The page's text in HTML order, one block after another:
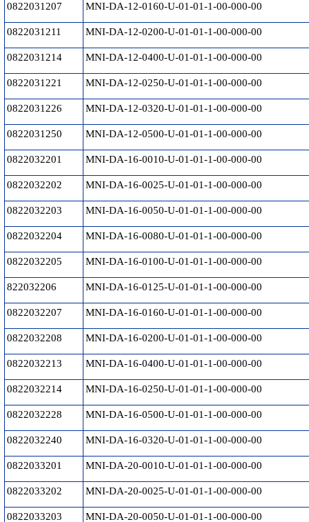
0822031207 MNI-DA-12-0160-U-01-01-1-00-000-00
0822031211 MNI-DA-12-0200-U-01-01-1-00-000-00
0822031214 MNI-DA-12-0400-U-01-01-1-00-000-00
0822031221 MNI-DA-12-0250-U-01-01-1-00-000-00
0822031226 MNI-DA-12-0320-U-01-01-1-00-000-00
0822031250 MNI-DA-12-0500-U-01-01-1-00-000-00
0822032201 MNI-DA-16-0010-U-01-01-1-00-000-00
0822032202 MNI-DA-16-0025-U-01-01-1-00-000-00
0822032203 MNI-DA-16-0050-U-01-01-1-00-000-00
0822032204 MNI-DA-16-0080-U-01-01-1-00-000-00
0822032205 MNI-DA-16-0100-U-01-01-1-00-000-00
822032206 MNI-DA-16-0125-U-01-01-1-00-000-00
0822032207 MNI-DA-16-0160-U-01-01-1-00-000-00
0822032208 MNI-DA-16-0200-U-01-01-1-00-000-00
0822032213 MNI-DA-16-0400-U-01-01-1-00-000-00
0822032214 MNI-DA-16-0250-U-01-01-1-00-000-00
0822032228 MNI-DA-16-0500-U-01-01-1-00-000-00
0822032240 MNI-DA-16-0320-U-01-01-1-00-000-00
0822033201 MNI-DA-20-0010-U-01-01-1-00-000-00
0822033202 MNI-DA-20-0025-U-01-01-1-00-000-00
0822033203 MNI-DA-20-0050-U-01-01-1-00-000-00